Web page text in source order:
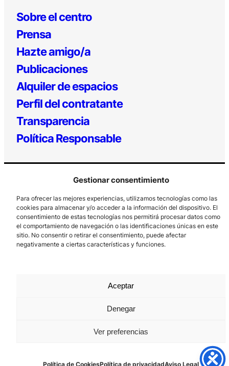
Gestionar consentimiento
Para ofrecer las mejores experiencias, utilizamos tecnologías como las
cookies para almacenar y/o acceder a la información del dispositivo. El
consentimiento de estas tecnologías nos permitirá procesar datos como
el comportamiento de navegación o las identificaciones únicas en este
sitio. No consentir o retirar el consentimiento, puede afectar
negativamente a ciertas características y funciones.
Aceptar
Denegar
Ver preferencias
Política de CookiesPolítica de privacidadAviso Legal
Sobre el centro
Prensa
Hazte amigo/a
Publicaciones
Alquiler de espacios
Perfil del contratante
Transparencia
Política Responsable
Los Prados, 121 – 33203 Gijón
985 185 577 – info@laboralcentrodearte.org